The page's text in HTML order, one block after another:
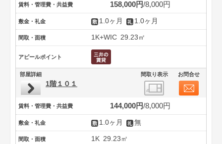
賃料・管理費・共益費 158,000円 8,000円
敷金・礼金 1.0ヶ月 1.0ヶ月
間取・面積 1K+WIC 29.23㎡
アピールポイント
部屋詳細 間取り表示 お問合せ
1階１０１
賃料・管理費・共益費 144,000円 8,000円
敷金・礼金 1.0ヶ月 無
間取・面積 1K 29.23㎡